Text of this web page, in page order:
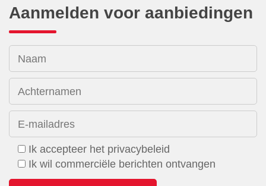
Aanmelden voor aanbiedingen
Naam
Achternamen
E-mailadres
Ik accepteer het privacybeleid
Ik wil commerciële berichten ontvangen